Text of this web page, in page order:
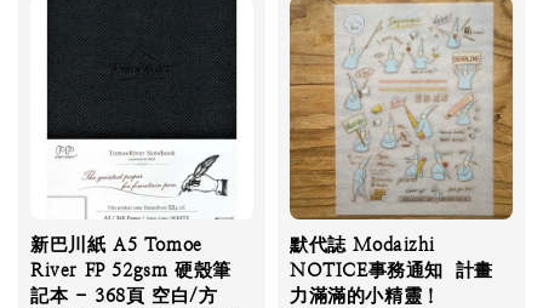
新巴川紙 A5 Tomoe
River FP 52gsm 硬殼筆
記本 - 368頁 空白/方
默代誌 Modaizhi
NOTICE事務通知 計畫
力滿滿的小精靈！